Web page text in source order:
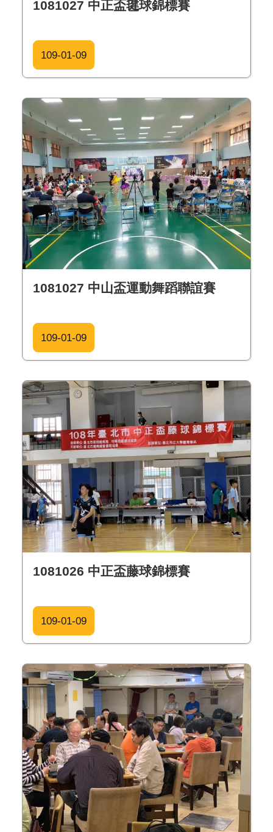
1081027 中正盃毽球錦標賽
109-01-09
1081027 中山盃運動舞蹈聯誼賽
109-01-09
1081026 中正盃藤球錦標賽
109-01-09